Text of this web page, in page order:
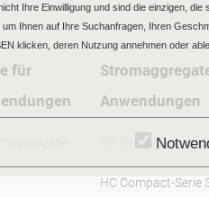
für
Anwendungen
HR Rental
HC Compact-Serie
Ihre Einwilligung und sind die einzigen,
Ihnen auf Ihre Suchanfragen, Ihren
klicken, deren Nutzung annehmen oder